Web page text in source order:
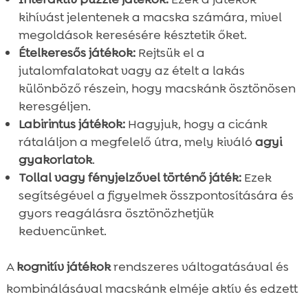
kihívást jelentenek a macska számára, mivel
megoldások keresésére késztetik őket.
Ételkeresős játékok:Rejtsük el a
jutalomfalatokat vagy az ételt a lakás
különböző részein, hogy macskánk ösztönösen
keresgéljen.
Labirintus játékok:Hagyjuk, hogy a cicánk
rátaláljon a megfelelő útra, mely kiváló agyi
gyakorlatok.
Tollal vagy fényjelzővel történő játék:Ezek
segítségével a figyelmek összpontosítására és
gyors reagálásra ösztönözhetjük
kedvencünket.
Akognitív játékokrendszeres váltogatásával és
kombinálásával macskánk elméje aktív és edzett